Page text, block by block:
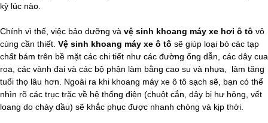
kỳ lúc nào.
Chính vì thế, việc bảo dưỡng và vệ sinh khoang máy xe hơi ô tô vô
cùng cần thiết. Vệ sinh khoang máy xe ô tô sẽ giúp loại bỏ các tạp
chất bám trên bề mặt các chi tiết như các đường ống dẫn, các dây cua
roa, các vành đai và các bộ phận làm bằng cao su và nhựa, làm tăng
tuổi thọ lâu hơn. Ngoài ra khi khoang máy xe ô tô sạch sẽ, bạn có thể
nhìn rõ các trục trặc về hệ thống điện (chuột cắn, dây bị hư hỏng, vết
loang do chảy dầu) sẽ khắc phục được nhanh chóng và kịp thời.